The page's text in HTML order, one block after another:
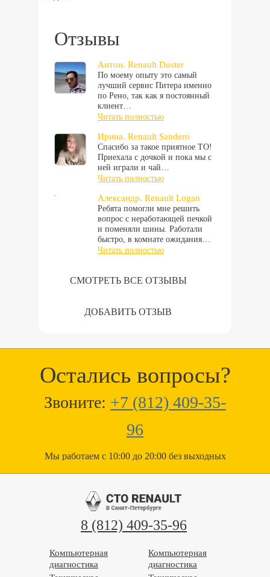
Отзывы
Антон. Renault Duster
По моему опыту это самый
лучший сервис Питера именно
по Рено, так как я постоянный
клиент…
Читать полностью
Ирина. Renault Sandero
Спасибо за такое приятное ТО!
Приехала с дочкой и пока мы с
ней играли и чай…
Читать полностью
Александр. Renault Logan
Ребята помогли мне решить
вопрос с неработающей печкой
и поменяли шины. Работали
быстро, в комнате ожидания…
Читать полностью
СМОТРЕТЬ ВСЕ ОТЗЫВЫ
ДОБАВИТЬ ОТЗЫВ
Остались вопросы?
Звоните: +7 (812) 409-35-
96
Мы работаем с 10:00 до 20:00 без выходных
8 (812) 409-35-96
Компьютерная
диагностика
Компьютерная
диагностика